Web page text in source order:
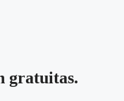
gratuitas.